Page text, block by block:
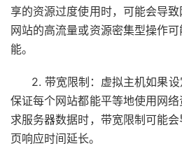
享的资源过度使用时，可能会导
网站的高流量或资源密集型操作
能。
2. 带宽限制：虚拟主机如果
保证每个网站都能平等地使用网
求服务器数据时，带宽限制可能
页响应时间延长。